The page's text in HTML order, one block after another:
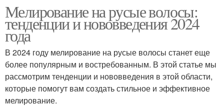
Мелирование на русые волосы:
тенденции и нововведения 2024
года
В 2024 году мелирование на русые волосы станет еще
более популярным и востребованным. В этой статье мы
рассмотрим тенденции и нововведения в этой области,
которые помогут вам создать стильное и эффективное
мелирование.